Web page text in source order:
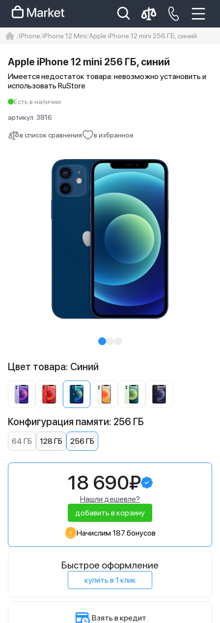
Iphone 14 pro max
айфон 14
iPhone iPhone 12 Mini Apple iPhone 12 mini 256 ГБ, синий
в список сравнения в избранное
Apple iPhone 12 mini 256 ГБ, синий
Имеется недостаток товара: невозможно установить и
использовать RuStore
Есть в наличии
артикул: 3816
Цвет товара: Синий
Конфигурация памяти: 256 ГБ
64 ГБ 128 ГБ 256 ГБ
18 690₽
Нашли дешевле?
добавить в корзину
Начислим 187 бонусов
Быстрое оформление
купить в 1 клик
Взять в кредит